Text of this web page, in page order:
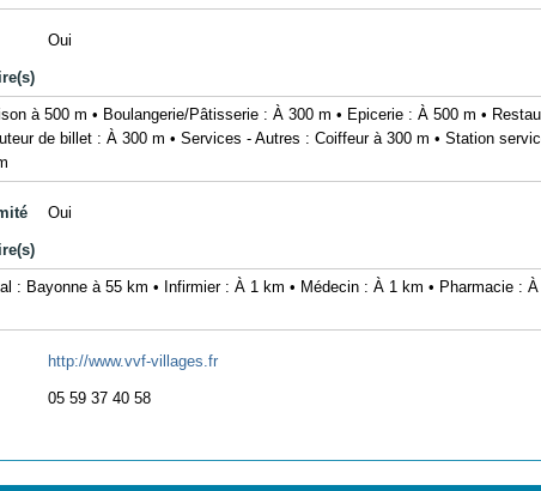
Oui
à 500 m • Boulangerie/Pâtisserie : À 300 m • Epicerie : À 500 m •
de billet : À 300 m • Services - Autres : Coiffeur à 300 m • Station
Oui
: Bayonne à 55 km • Infirmier : À 1 km • Médecin : À 1 km • Pharmacie :
http://www.vvf-villages.fr
05 59 37 40 58